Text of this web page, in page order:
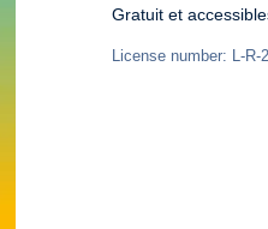
Gratuit et
License number: L-R-